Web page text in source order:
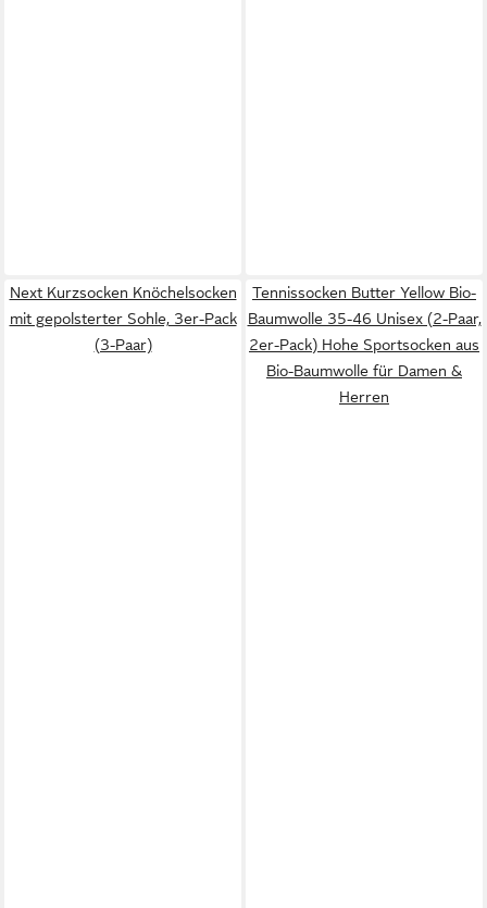
Next Kurzsocken Knöchelsocken
mit gepolsterter Sohle, 3er-Pack
(3-Paar)
Tennissocken Butter Yellow Bio-
Baumwolle 35-46 Unisex (2-Paar,
2er-Pack) Hohe Sportsocken aus
Bio-Baumwolle für Damen &
Herren